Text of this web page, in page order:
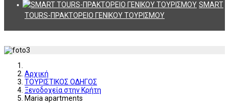
SMART
TOURS-ΠΡΑΚΤΟΡΕΙΟ ΓΕΝΙΚΟΥ ΤΟΥΡΙΣΜΟΥ
Αρχική
ΤΟΥΡΙΣΤΙΚΟΣ ΟΔΗΓΟΣ
Ξενοδοχεία στην Κρήτη
Maria apartments